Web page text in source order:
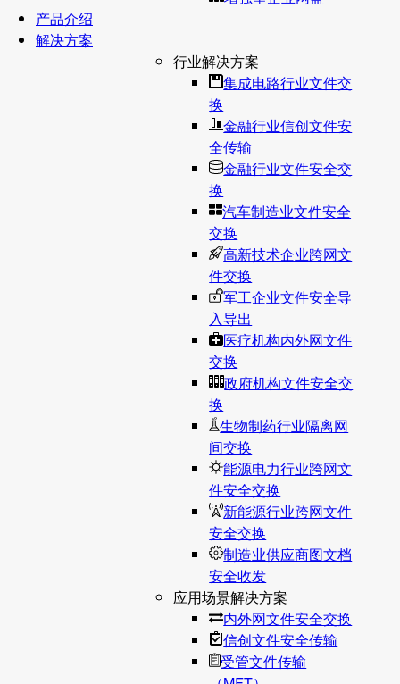
产品介绍
解决方案
行业解决方案
集成电路行业文件交
换
金融行业信创文件安
全传输
金融行业文件安全交
换
汽车制造业文件安全
交换
高新技术企业跨网文
件交换
军工企业文件安全导
入导出
医疗机构内外网文件
交换
政府机构文件安全交
换
生物制药行业隔离网
间交换
能源电力行业跨网文
件安全交换
新能源行业跨网文件
安全交换
制造业供应商图文档
安全收发
应用场景解决方案
内外网文件安全交换
信创文件安全传输
受管文件传输